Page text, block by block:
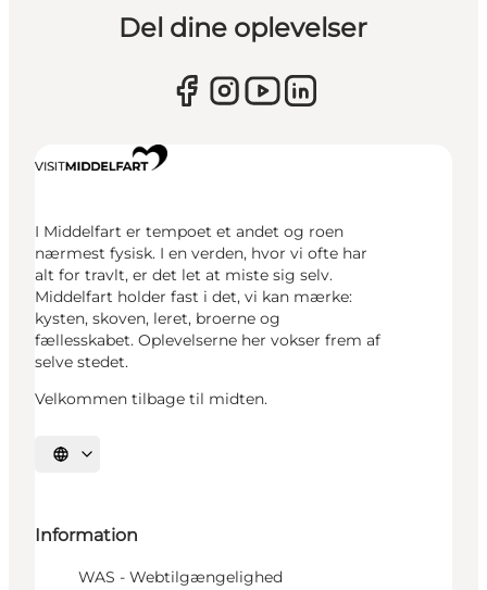
Del dine oplevelser
I Middelfart er tempoet et andet og roen
nærmest fysisk. I en verden, hvor vi ofte har
alt for travlt, er det let at miste sig selv.
Middelfart holder fast i det, vi kan mærke:
kysten, skoven, leret, broerne og
fællesskabet. Oplevelserne her vokser frem af
selve stedet.
Velkommen tilbage til midten.
Vælg sprog
Information
WAS - Webtilgængelighed